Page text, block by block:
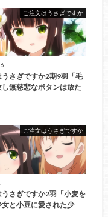
ご注文はうさぎですか
うさぎですか2期9羽「毛
し無慈悲なボタンは放た
ご注文はうさぎですか
うさぎですか2羽「小麦を
と小豆に愛された少